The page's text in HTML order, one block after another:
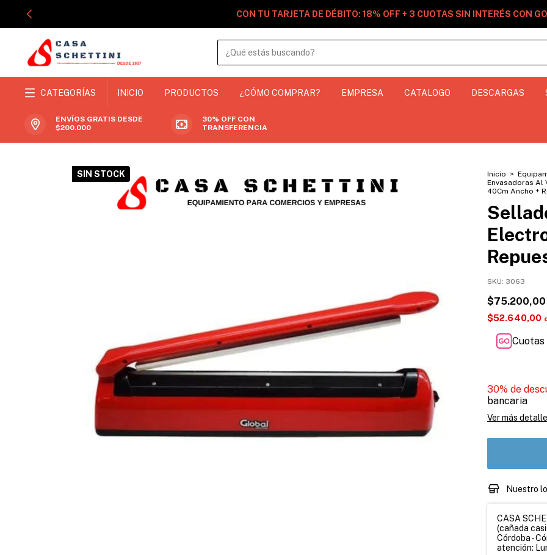
CON TU TARJETA DE DÉBITO: 18% OFF + 3 CUOTAS SIN INTERÉS CON
CATEGORÍAS INICIO PRODUCTOS ¿CÓMO COMPRAR? EMPRESA CATALOGO DESCARGAS
ENVÍOS GRATIS DESDE
$200.000
30% OFF CON
TRANSFERENCIA
SIN STOCK Inicio >
Envasadoras Al
40Cm Ancho +
SKU: 3063
$75.200,00
$52.640,00
30% de
bancaria
Ver más
Nuestro
CASA
(cañada
Córdoba -
atención: